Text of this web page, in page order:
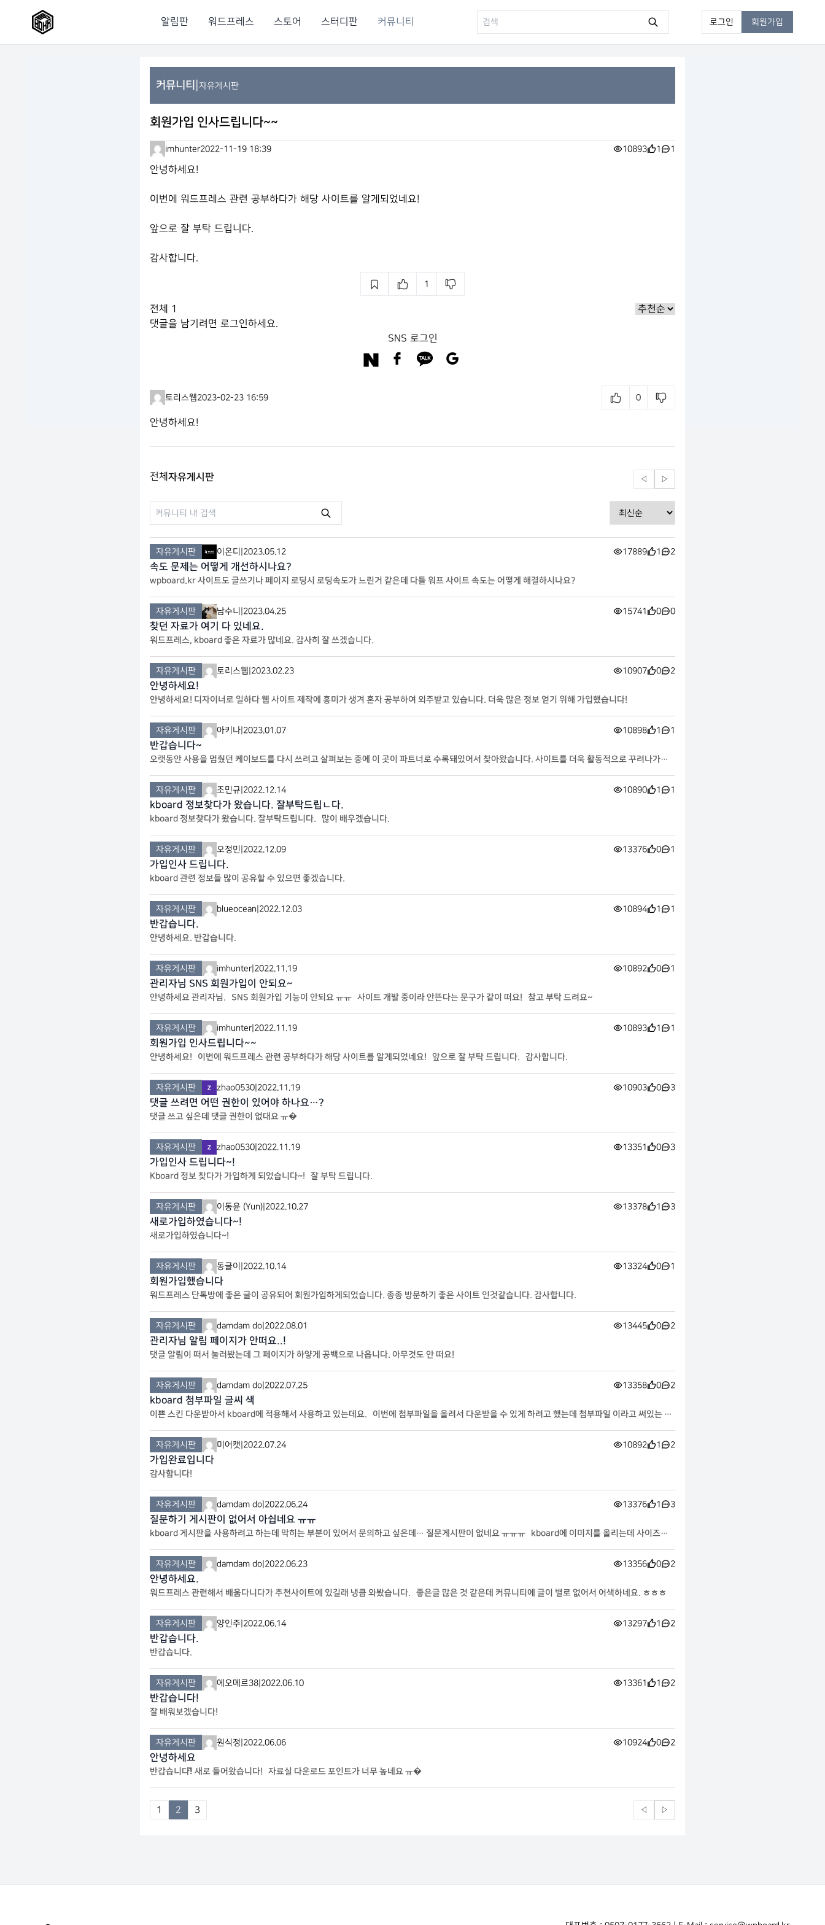
알림판 워드프레스 스토어 스터디판 커뮤니티 로그인 회원가입
커뮤니티 자유게시판
회원가입 인사드립니다~~
imhunter2022-11-19 18:39 10893 1 1
안녕하세요!
이번에 워드프레스 관련 공부하다가 해당 사이트를 알게되었네요!
앞으로 잘 부탁 드립니다.
감사합니다.
1
전체 1
댓글을 남기려면 로그인하세요.
SNS 로그인
토리스웹2023-02-23 16:59 0
안녕하세요!
전체 자유게시판 ◁ ▷
자유게시판 이온디 2023.05.12 17889 1 2
속도 문제는 어떻게 개선하시나요?
wpboard.kr 사이트도 글쓰기나 페이지 로딩시 로딩속도가 느린거 같은데 다들 워프 사이트 속도는 어떻게 해결하시나요?
자유게시판 남수니 2023.04.25 15741 0 0
찾던 자료가 여기 다 있네요.
워드프레스, kboard 좋은 자료가 많네요. 감사히 잘 쓰겠습니다.
자유게시판 토리스웹 2023.02.23 10907 0 2
안녕하세요!
안녕하세요! 디자이너로 일하다 웹 사이트 제작에 흥미가 생겨 혼자 공부하여 외주받고 있습니다. 더욱 많은 정보 얻기 위해 가입했습니다!
자유게시판 아키나 2023.01.07 10898 1 1
반갑습니다~
오랫동안 사용을 멈췄던 케이보드를 다시 쓰려고 살펴보는 중에 이 곳이 파트너로 수록돼있어서 찾아왔습니다. 사이트를 더욱 활동적으로 꾸려나가고
자유게시판 조민규 2022.12.14 10890 1 1
kboard 정보찾다가 왔습니다. 잘부탁드립ㄴ다.
kboard 정보찾다가 왔습니다. 잘부탁드립니다. 많이 배우겠습니다.
자유게시판 오정민 2022.12.09 13376 0 1
가입인사 드립니다.
kboard 관련 정보들 많이 공유할 수 있으면 좋겠습니다.
자유게시판 blueocean 2022.12.03 10894 1 1
반갑습니다.
안녕하세요. 반갑습니다.
자유게시판 imhunter| 2022.11.19 10892 0 1
관리자님 SNS 회원가입이 안되요~
안녕하세요 관리자님. SNS 회원가입 기능이 안되요 ㅠㅠ 사이트 개발 중이라 안뜬다는 문구가 같이 떠요! 참고 부탁 드려요~
자유게시판 imhunter| 2022.11.19 10893 1 1
회원가입 인사드립니다~~
안녕하세요! 이번에 워드프레스 관련 공부하다가 해당 사이트를 알게되었네요! 앞으로 잘 부탁 드립니다. 감사합니다.
자유게시판 zhao0530 2022.11.19 10903 0 3
댓글 쓰려면 어떤 권한이 있어야 하나요…?
댓글 쓰고 싶은데 댓글 권한이 없대요 ㅠ�
자유게시판 zhao0530 2022.11.19 13351 0 3
가입인사 드립니다~!
Kboard 정보 찾다가 가입하게 되었습니다~! 잘 부탁 드립니다.
자유게시판 이동윤 (Yun) 2022.10.27 13378 1 3
새로가입하였습니다~!
새로가입하였습니다~!
자유게시판 동글이 2022.10.14 13324 0 1
회원가입했습니다
워드프레스 단톡방에 좋은 글이 공유되어 회원가입하게되었습니다. 종종 방문하기 좋은 사이트 인것같습니다. 감사합니다.
자유게시판 damdam do 2022.08.01 13445 0 2
관리자님 알림 페이지가 안떠요..!
댓글 알림이 떠서 눌러봤는데 그 페이지가 하얗게 공백으로 나옵니다. 아무것도 안 떠요!
자유게시판 damdam do 2022.07.25 13358 0 2
kboard 첨부파일 글씨 색
이쁜 스킨 다운받아서 kboard에 적용해서 사용하고 있는데요. 이번에 첨부파일을 올려서 다운받을 수 있게 하려고 했는데 첨부파일 이라고 써있는 부
자유게시판 미어캣 2022.07.24 10892 1 2
가입완료입니다
감사함니다!
자유게시판 damdam do 2022.06.24 13376 1 3
질문하기 게시판이 없어서 아쉽네요 ㅠㅠ
kboard 게시판을 사용하려고 하는데 막히는 부분이 있어서 문의하고 싶은데… 질문게시판이 없네요 ㅠㅠㅠ kboard에 이미지를 올리는데 사이즈가
자유게시판 damdam do 2022.06.23 13356 0 2
안녕하세요.
워드프레스 관련해서 배움다니다가 추천사이트에 있길래 냉큼 와봤습니다. 좋은글 많은 것 같은데 커뮤니티에 글이 별로 없어서 어색하네요. ㅎㅎㅎ
자유게시판 양인주 2022.06.14 13297 1 2
반갑습니다.
반갑습니다.
자유게시판 에오메르38 2022.06.10 13361 1 2
반갑습니다!
잘 배워보겠습니다!
자유게시판 원식정 2022.06.06 10924 0 2
안녕하세요
반갑습니다!̆̈ 새로 들어왔습니다! 자료실 다운로드 포인트가 너무 높네요 ㅠ�
1 2 3 ◁ ▷